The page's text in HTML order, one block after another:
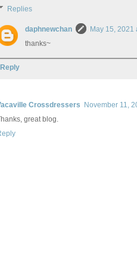
Replies
daphnewchan
May 15, 2021
thanks~
Reply
Crossdressers November 11,
great blog.